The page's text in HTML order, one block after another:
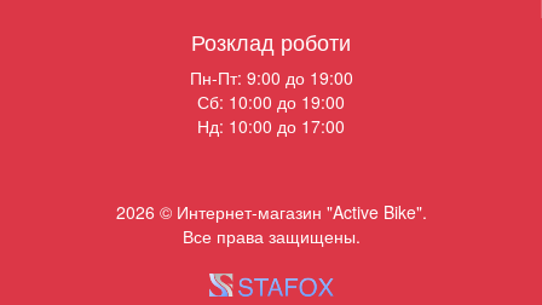
Розклад роботи
Пн-Пт: 9:00 до 19:00
Сб: 10:00 до 19:00
Нд: 10:00 до 17:00
2026 © Интернет-магазин "Active Bike".
Все права защищены.